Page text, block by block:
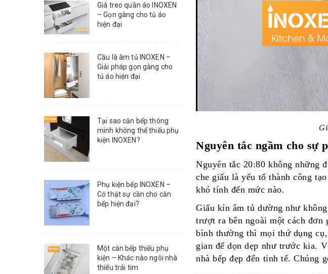
Nguyên tắc ngầm cho sự
Nguyên tắc 20:80 không những
che giấu là yếu tố thành công
khó tính đến mức nào.
Giấu kín âm tủ dường như
trượt ra bên ngoài một cách đơn
bình thường thì mọi thứ dụng
gian để dọn dẹp như trước kia.
nhà bếp đẹp đến tinh tế. Chúng
Giá treo quần áo INOXEN
– Gọn gàng cho tủ áo
hiện đại
Cầu là âm tủ INOXEN –
Giải pháp gọn gàng cho
tủ áo hiện đại
Tại sao căn bếp thông
minh không thể thiếu phụ
kiện INOXEN?
Phụ kiện bếp INOXEN –
Có thật sự cần cho căn
bếp hiện đại?
Một căn bếp thiếu phụ
kiện – Khác nào ngôi nhà
thiếu trái tim